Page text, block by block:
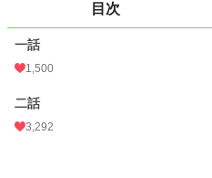
788 位 / 66,364 件
お気に入り
24h.ポイント
文字数
更新日時
目次
一話
1,500
二話
3,292